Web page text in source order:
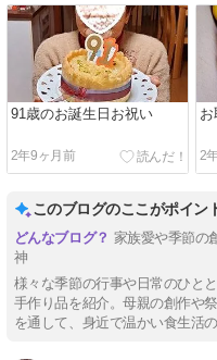
91歳のお誕生日お祝い
2年9ヶ月前
お
2
このブログのここがポイン
家族愛や季節の
神
様々な季節の行事や日常のひと
手作り品を紹介。母親の創作や
を通して、身近で温かい食生活